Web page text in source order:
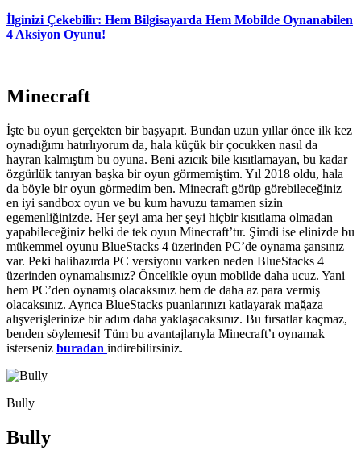
İlginizi Çekebilir: Hem Bilgisayarda Hem Mobilde Oynanabilen
4 Aksiyon Oyunu!
Minecraft
İşte bu oyun gerçekten bir başyapıt. Bundan uzun yıllar önce ilk kez
oynadığımı hatırlıyorum da, hala küçük bir çocukken nasıl da
hayran kalmıştım bu oyuna. Beni azıcık bile kısıtlamayan, bu kadar
özgürlük tanıyan başka bir oyun görmemiştim. Yıl 2018 oldu, hala
da böyle bir oyun görmedim ben. Minecraft görüp görebileceğiniz
en iyi sandbox oyun ve bu kum havuzu tamamen sizin
egemenliğinizde. Her şeyi ama her şeyi hiçbir kısıtlama olmadan
yapabileceğiniz belki de tek oyun Minecraft’tır. Şimdi ise elinizde bu
mükemmel oyunu BlueStacks 4 üzerinden PC’de oynama şansınız
var. Peki halihazırda PC versiyonu varken neden BlueStacks 4
üzerinden oynamalısınız? Öncelikle oyun mobilde daha ucuz. Yani
hem PC’den oynamış olacaksınız hem de daha az para vermiş
olacaksınız. Ayrıca BlueStacks puanlarınızı katlayarak mağaza
alışverişlerinize bir adım daha yaklaşacaksınız. Bu fırsatlar kaçmaz,
benden söylemesi! Tüm bu avantajlarıyla Minecraft’ı oynamak
isterseniz buradan indirebilirsiniz.
Bully
Bully